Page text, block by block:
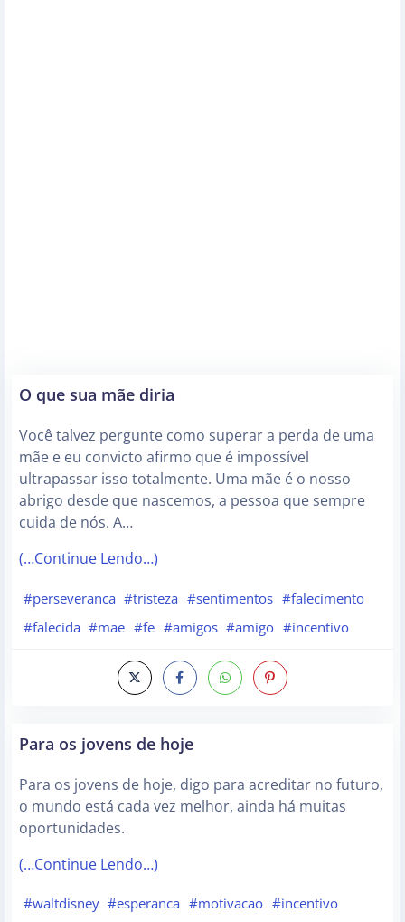
O que sua mãe diria
Você talvez pergunte como superar a perda de uma
mãe e eu convicto afirmo que é impossível
ultrapassar isso totalmente. Uma mãe é o nosso
abrigo desde que nascemos, a pessoa que sempre
cuida de nós. A…
(…Continue Lendo…)
#perseveranca #tristeza #sentimentos #falecimento
#falecida #mae #fe #amigos #amigo #incentivo
Para os jovens de hoje
Para os jovens de hoje, digo para acreditar no futuro,
o mundo está cada vez melhor, ainda há muitas
oportunidades.
(…Continue Lendo…)
#waltdisney #esperanca #motivacao #incentivo